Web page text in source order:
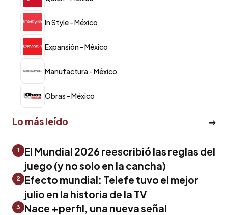
In Style - México
Expansión - México
Manufactura - México
Obras - México
Lo más leído
1
El Mundial 2026 reescribió las reglas del
juego (y no solo en la cancha)
2
Efecto mundial: Telefe tuvo el mejor
julio en la historia de la TV
3
Nace +perfil, una nueva señal